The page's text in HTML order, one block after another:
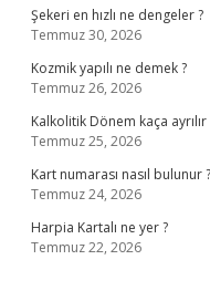
Şekeri en hızlı ne dengeler ?
Temmuz 30, 2026
Kozmik yapılı ne demek ?
Temmuz 26, 2026
Kalkolitik Dönem kaça ayrılır
Temmuz 25, 2026
Kart numarası nasıl bulunur ?
Temmuz 24, 2026
Harpia Kartalı ne yer ?
Temmuz 22, 2026